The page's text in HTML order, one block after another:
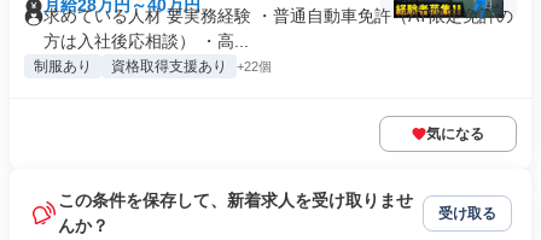
月給28万円～40万円
求めている人材 要実務経験 ・普通自動車免許（AT限定免許の
方は入社後応相談） ・高...
制服あり 資格取得支援あり +22個
気になる
この条件を保存して、新着求人を受け取りませ
んか？
受け取る